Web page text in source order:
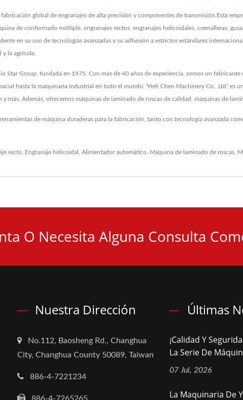
global de engranajes de alta precisión y componentes de transmisión.Esta
de conformado múltiple, engranajes rectos, engranajes helicoidales, cremalleras,
en su uso de tecnologías avanzadas y su adhesión a estrictos estándares
y la agrícola.
Star Group, fundada en 1975. Con más de 40 años de experiencia, somos un
hasta la maquinaria industrial en todo el mundo. 'Yieh Chen Machinery Co., Ltd.' es
más. Además, ofrecemos máquinas de laminado de roscas de calidad, máquinas de
de máquina duraderas para la fabricación, tanto con tecnología avanzada
recto Engranaje helicoidal Alimentador automático Máquina de laminado de roscas
O Necesita Alguna Consulta
Nuestra Dirección
No.112, Baosheng Rd., Changhua
City, Changhua County 50089, Taiwan
886-4-7221234
Últimas
¡Calidad Y
La Serie De
07 Jul, 2026
La Maquinaria De